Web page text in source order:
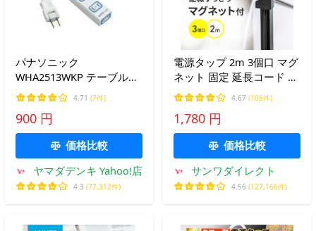
パナソニック
WHA2513WKP テーブルタ
ップ 「ザ・タップX」 3個
口 1m ホワイト
4.71 (7件)
900 円
価格比較
ヤマダデンキ Yahoo!店
4.3 (77,312件)
電源タップ 2m 3個口 マグ
ネット 固定 延長コード コ
ンセントタップ コンセン
ト テーブルタップ おしゃ
れ シャッター付き 雷ガー
ド 木目 700-TAP053-2
4.67 (106件)
1,780 円
価格比較
サンワダイレクト
4.56 (127,166件)